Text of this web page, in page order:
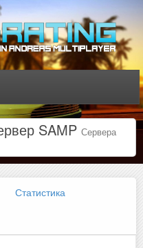
SAMP Сервера
Статистика